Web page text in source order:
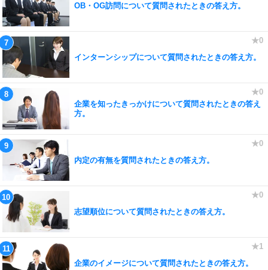
OB・OG訪問について質問されたときの答え方。
インターンシップについて質問されたときの答え方。
企業を知ったきっかけについて質問されたときの答え
方。
内定の有無を質問されたときの答え方。
志望順位について質問されたときの答え方。
企業のイメージについて質問されたときの答え方。